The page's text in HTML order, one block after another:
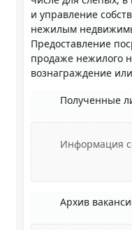
и управление
нежилым
Предоставление
продаже нежилого
вознаграждение
Полученные
Информация
Архив